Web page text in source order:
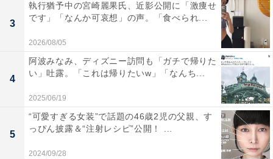
3
執行猶予中の宮崎麗果氏、近影公開に「激痩せ
です」「なんか可哀想」の声。「食べられ...
2026/08/05
4
阿波みなみ、ディズニー訪問も「ガチで帰りた
い」吐露。「これは帰りたいw」「なんち...
2025/06/19
5
“可愛すぎる女装”で話題の46歳2児の父親、す
っぴん披露＆“注射レシピ”公開！ ...
2024/09/28